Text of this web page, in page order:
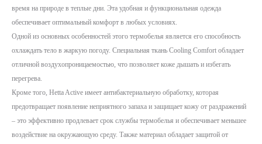
время на природе в теплые дни. Эта удобная и функциональная одежда
обеспечивает оптимальный комфорт в любых условиях.
Одной из основных особенностей этого термобелья является его способность
охлаждать тело в жаркую погоду. Специальная ткань Cooling Comfort обладает
отличной воздухопроницаемостью, что позволяет коже дышать и избегать
перегрева.
Кроме того, Hetta Active имеет антибактериальную обработку, которая
предотвращает появление неприятного запаха и защищает кожу от раздражений
– это эффективно продлевает срок службы термобелья и обеспечивает меньшее
воздействие на окружающую среду. Также материал обладает защитой от